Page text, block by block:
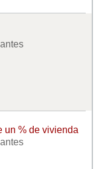
un % de vivienda